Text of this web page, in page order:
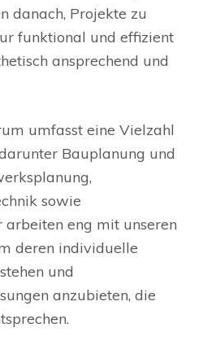
danach, Projekte zu
funktional und effizient
ansprechend und
umfasst eine Vielzahl
Bauplanung und
sowie
arbeiten eng mit unseren
deren individuelle
und
anzubieten, die